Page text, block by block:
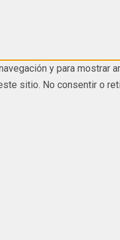
y para mostrar
sitio. No consentir o